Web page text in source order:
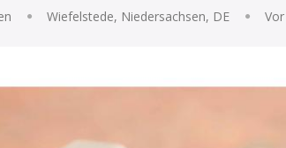
Wiefelstede, Niedersachsen, DE